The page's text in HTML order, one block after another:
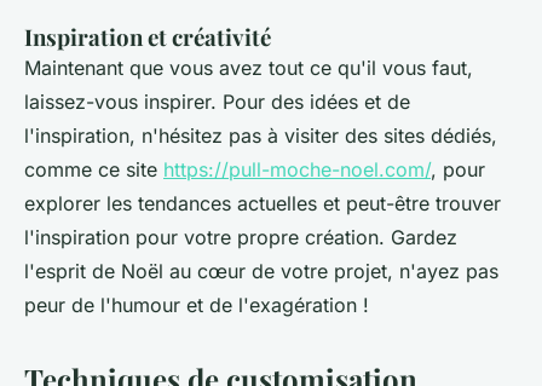
Inspiration et créativité
Maintenant que vous avez tout ce qu'il vous faut,
laissez-vous inspirer. Pour des idées et de
l'inspiration, n'hésitez pas à visiter des sites dédiés,
comme ce site https://pull-moche-noel.com/, pour
explorer les tendances actuelles et peut-être trouver
l'inspiration pour votre propre création. Gardez
l'esprit de Noël au cœur de votre projet, n'ayez pas
peur de l'humour et de l'exagération !